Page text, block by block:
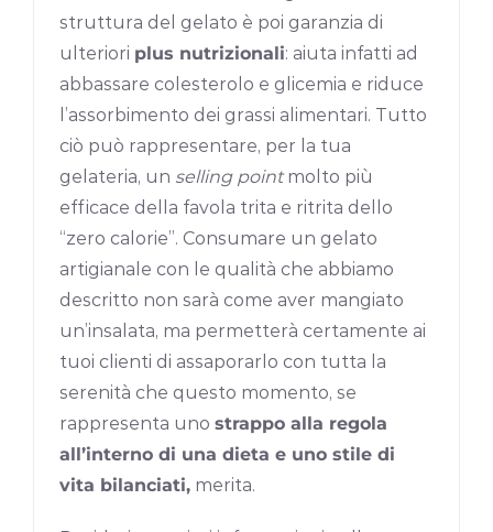
struttura del gelato è poi garanzia di
ulteriori plus nutrizionali: aiuta infatti ad
abbassare colesterolo e glicemia e riduce
l’assorbimento dei grassi alimentari. Tutto
ciò può rappresentare, per la tua
gelateria, un selling pointmolto più
efficace della favola trita e ritrita dello
“zero calorie”. Consumare un gelato
artigianale con le qualità che abbiamo
descritto non sarà come aver mangiato
un’insalata, ma permetterà certamente ai
tuoi clienti di assaporarlo con tutta la
serenità che questo momento, se
rappresenta unostrappo alla regola
all’interno di una dieta e uno stile di
vita bilanciati, merita.